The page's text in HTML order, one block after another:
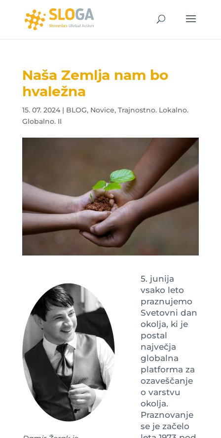
Naša Zemlja nam bo
hvaležna
15. 07. 2024| BLOG, Novice, Trajnostno. Lokalno.
Globalno. II
5. junija
vsako leto
praznujemo
Svetovni dan
okolja, ki je
postal
največja
globalna
platforma za
ozaveščanje
o varstvu
okolja.
Praznovanje
se je začelo